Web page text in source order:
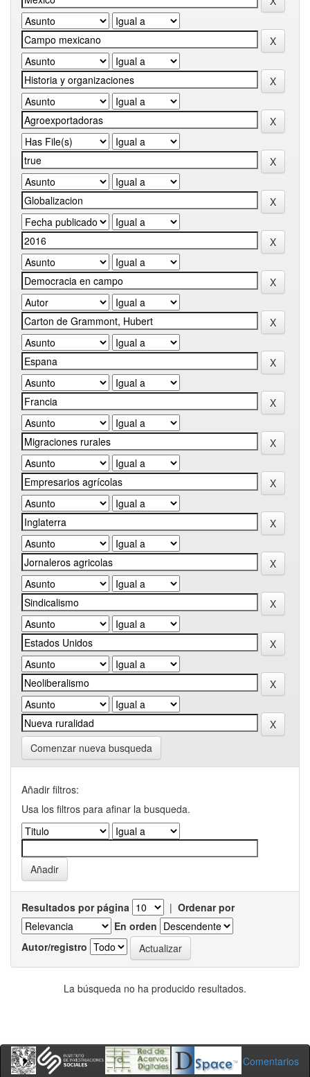
Comenzar nueva busqueda
Añadir filtros:
Usa los filtros para afinar la busqueda.
Resultados por página | Ordenar por
En orden
Autor/registro
La búsqueda no ha producido resultados.
Comentarios